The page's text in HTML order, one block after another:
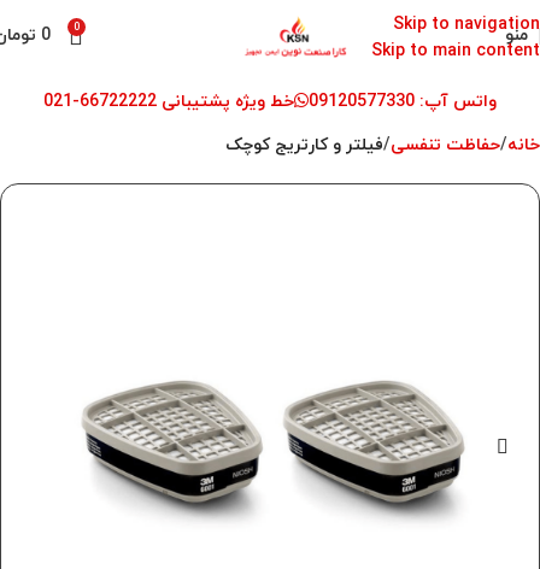
Skip to navigation
Skip to main content
منو 0
0
واتس آپ: 09120577330
خط ویژه پشتیبانی 66722222-021
خانه حفاظت تنفسی فیلتر و کارتریج کوچک